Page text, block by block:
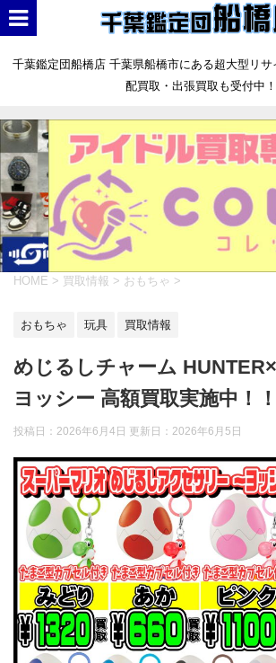
千葉鑑定団船橋店 千葉県船橋市にある超大型リ
配買取・出張買取も受付中！
HOME > 買取情報 > おもちゃ >
おもちゃ 玩具 買取情報
めじるしチャーム
ヨッシー 高額買取実施中！
投稿日：2026年6月4日 更新日： 2026年6月5日